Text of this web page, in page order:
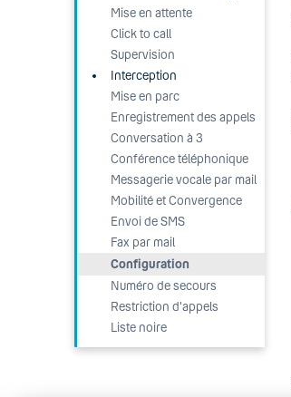
Mise en attente
Click to call
Supervision
Interception
Mise en parc
Enregistrement des appels
Conversation à 3
Conférence téléphonique
Messagerie vocale par mail
Mobilité et Convergence
Envoi de SMS
Fax par mail
Configuration
Numéro de secours
Restriction d'appels
Liste noire